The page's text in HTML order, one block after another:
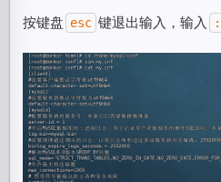
按键盘 esc 键退出输入，输入